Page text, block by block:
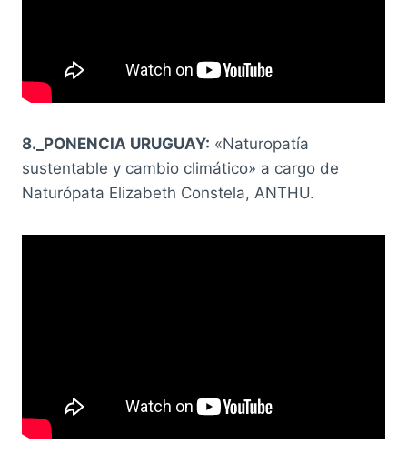
8._PONENCIA URUGUAY: «Naturopatía
sustentable y cambio climático» a cargo de
Naturópata Elizabeth Constela, ANTHU.